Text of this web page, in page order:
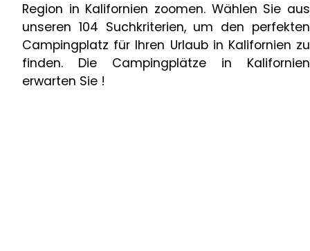
Region in Kalifornien zoomen. Wählen Sie aus
unseren 104 Suchkriterien, um den perfekten
Campingplatz für Ihren Urlaub in Kalifornien zu
finden. Die Campingplätze in Kalifornien
erwarten Sie !